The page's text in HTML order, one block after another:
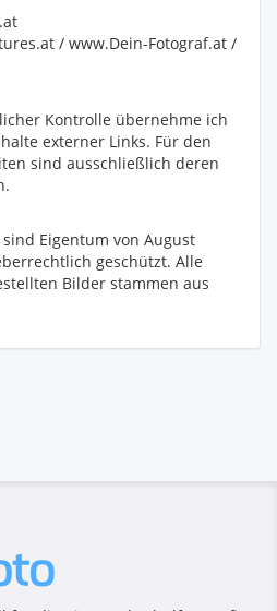
/ www.Dein-Fotograf.at /
Kontrolle übernehme ich
externer Links. Für den
sind ausschließlich deren
Eigentum von August
geschützt. Alle
Bilder stammen aus